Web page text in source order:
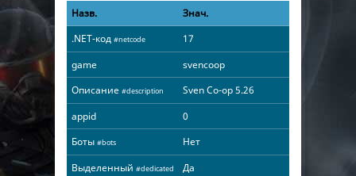
Назв.
Знач.
.NET-код #netcode
17
game
svencoop
Описание #description
Sven Co-op 5.26
appid
0
Боты #bots
Нет
Выделенный #dedicated
Да